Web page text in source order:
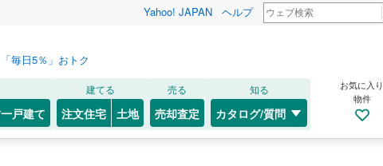
Yahoo! JAPAN ヘルプ
毎日5％」おトク
戸建て
建てる
注文住宅 土地
売る
売却査定
知る
カタログ/質問
お気に入り
物件